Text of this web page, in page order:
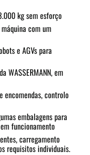
kg sem esforço
com um
e AGVs para
WASSERMANN, em
controlo
embalagens para
funcionamento
carregamento
requisitos individuais.